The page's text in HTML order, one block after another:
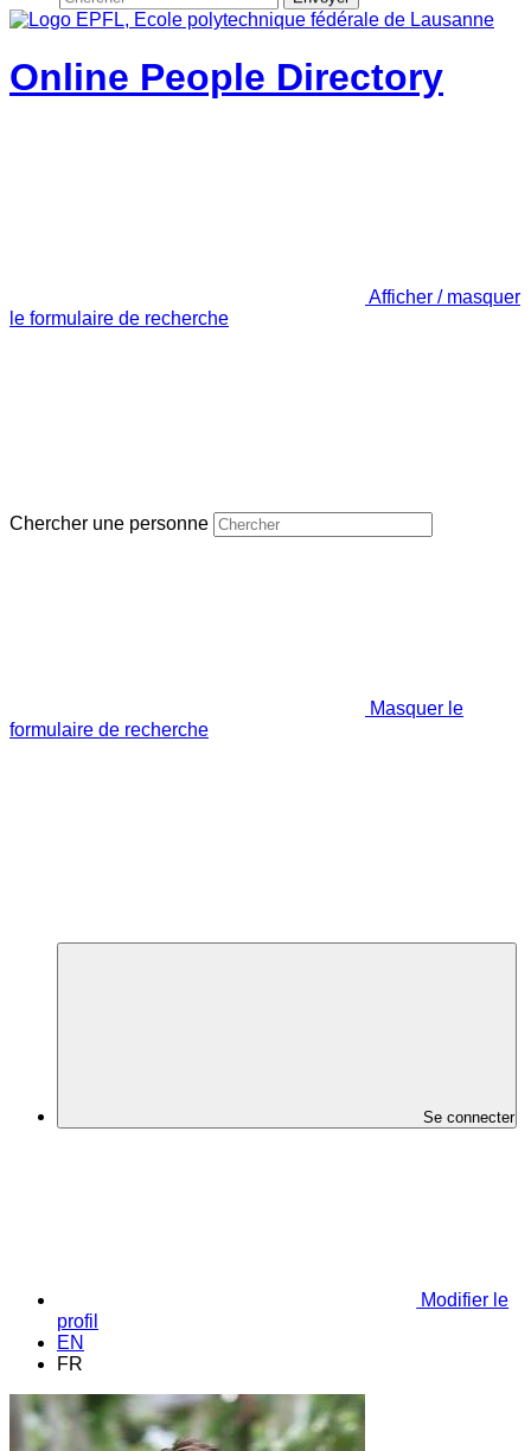
Online People Directory
Afficher / masquer
le formulaire de recherche
Chercher une personne
Masquer le
formulaire de recherche
Se connecter
Modifier le
profil
EN
FR